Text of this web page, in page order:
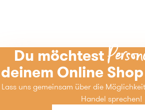
Du möchtest
deinem Online
Lass uns gemeinsam über die
Handel sprechen!